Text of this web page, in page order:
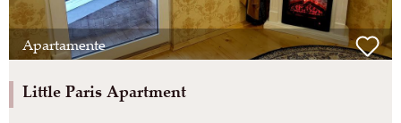
Apartamente
Little Paris Apartment